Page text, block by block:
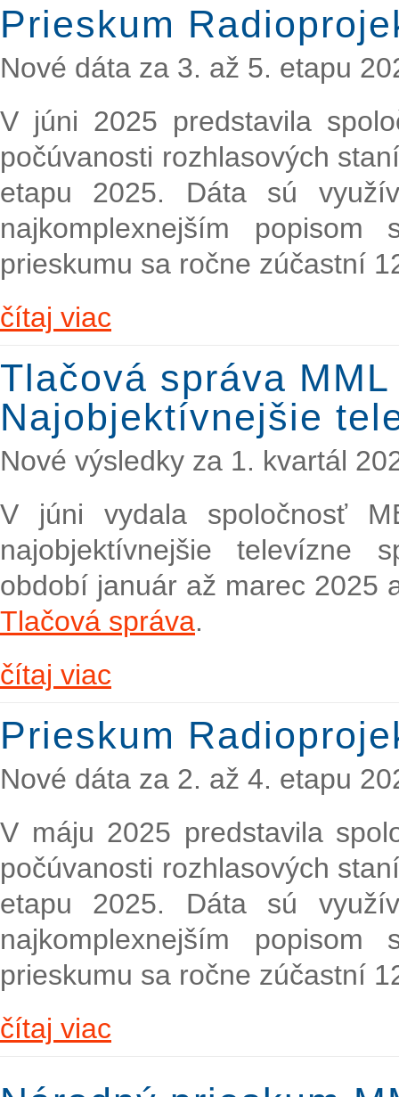
Prieskum
Nové dáta za 3. až 5. etapu
V júni 2025 predstavila
počúvanosti rozhlasových
etapu 2025. Dáta sú
najkomplexnejším popisom
prieskumu sa ročne zúčastní
čítaj viac
Tlačová správa
Najobjektívnejšie
Nové výsledky za 1. kvartál
V júni vydala spoločnosť
najobjektívnejšie televízne
období január až marec 2025
Tlačová správa.
čítaj viac
Prieskum
Nové dáta za 2. až 4. etapu
V máju 2025 predstavila
počúvanosti rozhlasových
etapu 2025. Dáta sú
najkomplexnejším popisom
prieskumu sa ročne zúčastní
čítaj viac